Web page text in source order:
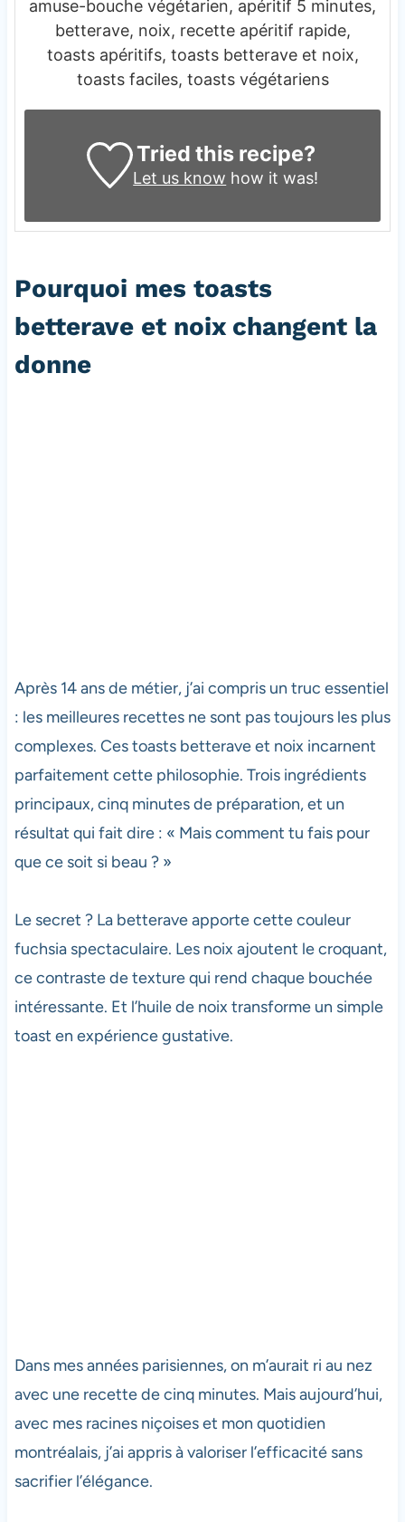
amuse-bouche végétarien, apéritif 5 minutes,
betterave, noix, recette apéritif rapide,
toasts apéritifs, toasts betterave et noix,
toasts faciles, toasts végétariens
Tried this recipe?
Let us know how it was!
Pourquoi mes toasts
betterave et noix changent la
donne
Après 14 ans de métier, j’ai compris un truc essentiel
: les meilleures recettes ne sont pas toujours les plus
complexes. Ces toasts betterave et noix incarnent
parfaitement cette philosophie. Trois ingrédients
principaux, cinq minutes de préparation, et un
résultat qui fait dire : « Mais comment tu fais pour
que ce soit si beau ? »
Le secret ? La betterave apporte cette couleur
fuchsia spectaculaire. Les noix ajoutent le croquant,
ce contraste de texture qui rend chaque bouchée
intéressante. Et l’huile de noix transforme un simple
toast en expérience gustative.
Dans mes années parisiennes, on m’aurait ri au nez
avec une recette de cinq minutes. Mais aujourd’hui,
avec mes racines niçoises et mon quotidien
montréalais, j’ai appris à valoriser l’efficacité sans
sacrifier l’élégance.